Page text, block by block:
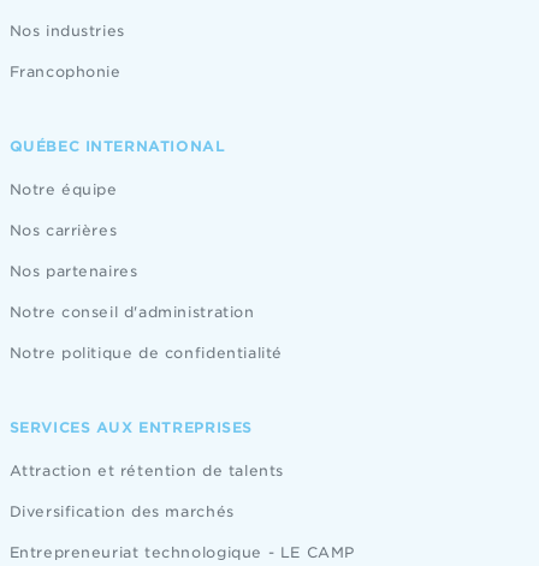
Nos industries
Francophonie
QUÉBEC INTERNATIONAL
Notre équipe
Nos carrières
Nos partenaires
Notre conseil d'administration
Notre politique de confidentialité
SERVICES AUX ENTREPRISES
Attraction et rétention de talents
Diversification des marchés
Entrepreneuriat technologique - LE CAMP